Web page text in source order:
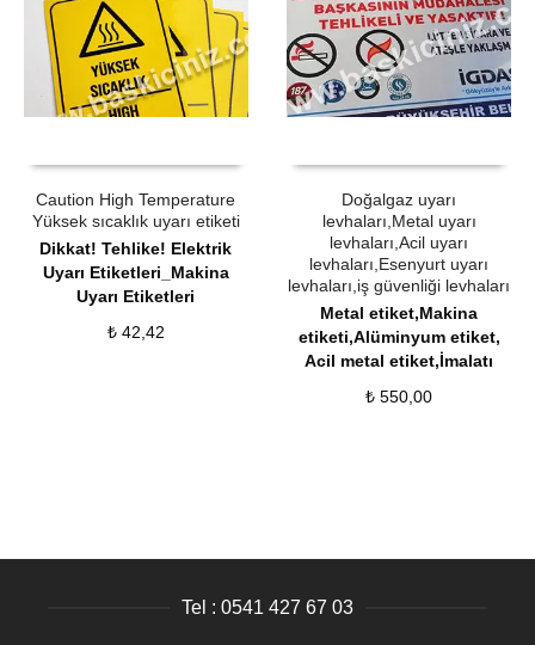
Caution High Temperature
Yüksek sıcaklık uyarı etiketi
Dikkat! Tehlike! Elektrik
Uyarı Etiketleri_Makina
Uyarı Etiketleri
₺42,42
Doğalgaz uyarı
levhaları,Metal uyarı
levhaları,Acil uyarı
levhaları,Esenyurt uyarı
levhaları,iş güvenliği levhaları
Metal etiket,Makina
etiketi,Alüminyum etiket,
Acil metal etiket,İmalatı
₺ 550,00
Tel : 0541 427 67 03